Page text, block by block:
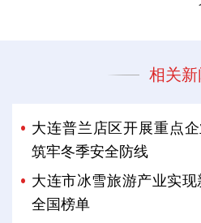
相关新
大连普兰店区开展重点
筑牢冬季安全防线
大连市冰雪旅游产业实
全国榜单